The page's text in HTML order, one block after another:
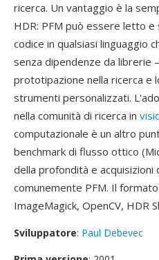
ricerca. Un vantaggio è la
HDR: PFM può essere letto
codice in qualsiasi linguaggio
senza dipendenze da librerie
prototipazione nella ricerca e
strumenti personalizzati.
nella comunità di ricerca in
computazionale è un altro
benchmark di flusso ottico
della profondità e acquisizioni
comunemente PFM. Il
ImageMagick, OpenCV, HDR
Sviluppatore: Paul Debevec